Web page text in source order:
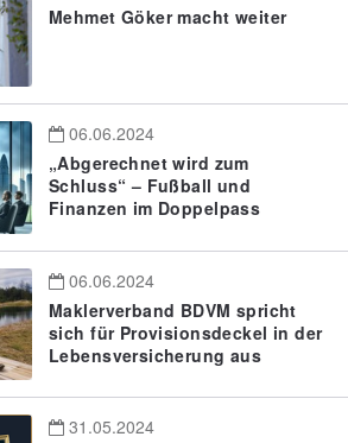
Mehmet Göker macht weiter
06.06.2024
„Abgerechnet wird zum
Schluss“ – Fußball und
Finanzen im Doppelpass
06.06.2024
Maklerverband BDVM spricht
sich für Provisionsdeckel in der
Lebensversicherung aus
31.05.2024